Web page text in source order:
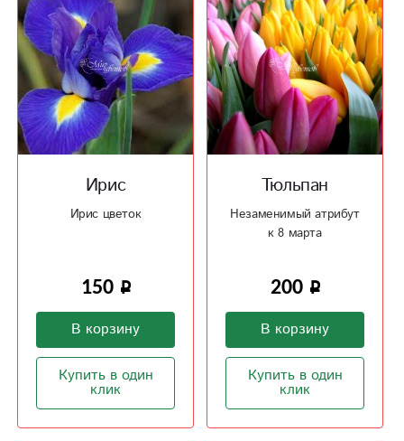
Ирис
Ирис цветок
150
В корзину
Купить в один
клик
Тюльпан
Незаменимый атрибут
к 8 марта
200
В корзину
Купить в один
клик